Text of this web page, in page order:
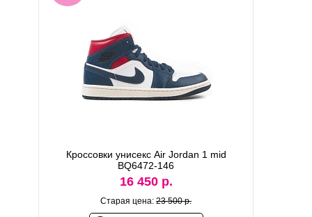
Кроссовки унисекс Air Jordan 1 mid
BQ6472-146
16 450 р.
Старая цена: 23 500 р.